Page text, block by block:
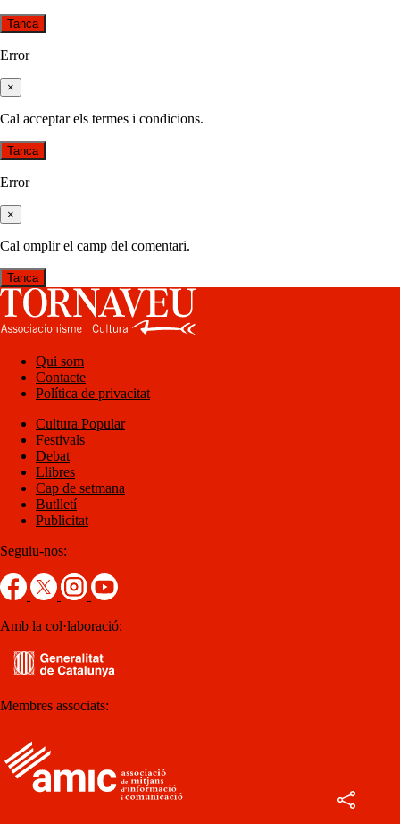
Tanca
Error
×
Cal acceptar els termes i condicions.
Tanca
Error
×
Cal omplir el camp del comentari.
Tanca
Qui som
Contacte
Política de privacitat
Cultura Popular
Festivals
Debat
Llibres
Cap de setmana
Butlletí
Publicitat
Seguiu-nos:
Amb la col·laboració:
Membres associats: